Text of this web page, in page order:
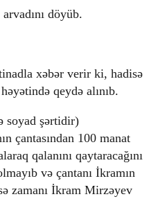
döyüb.
xəbər verir ki, hadisə
qeydə alınıb.
soyad şərtidir)
çantasından 100 manat
qalanını qaytaracağını
və çantanı İkramın
zamanı İkram Mirzəyev